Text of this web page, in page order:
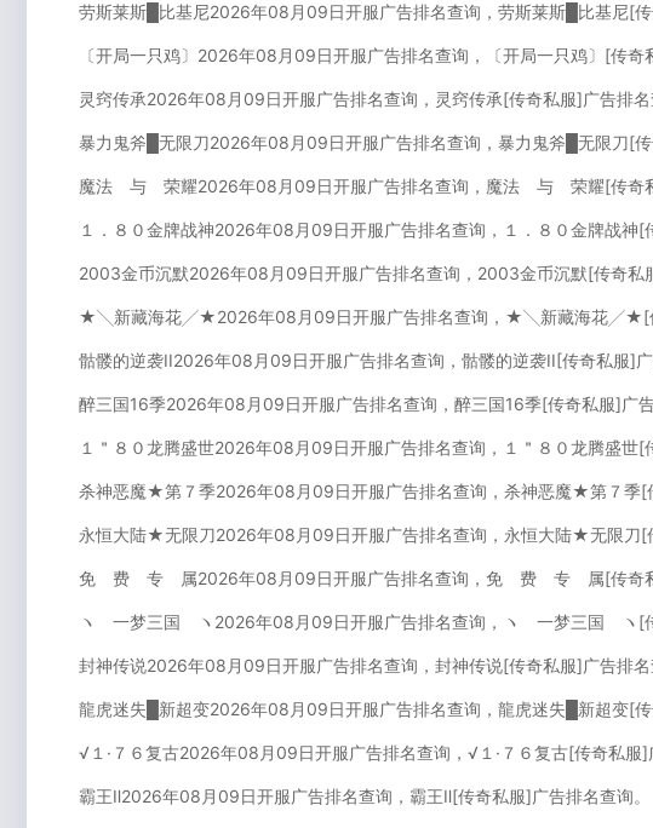
劳斯莱斯█比基尼2026年08月09日开服广告排名查询，劳斯莱斯█比基尼[传
〔开局一只鸡〕2026年08月09日开服广告排名查询，〔开局一只鸡〕[传奇
灵窍传承2026年08月09日开服广告排名查询，灵窍传承[传奇私服]广告排名
暴力鬼斧█无限刀2026年08月09日开服广告排名查询，暴力鬼斧█无限刀[传
魔法 与 荣耀2026年08月09日开服广告排名查询，魔法 与 荣耀[传奇私
１．８０金牌战神2026年08月09日开服广告排名查询，１．８０金牌战神[
2003金币沉默2026年08月09日开服广告排名查询，2003金币沉默[传奇私
★╲新藏海花╱★2026年08月09日开服广告排名查询，★╲新藏海花╱★[传
骷髅的逆袭II2026年08月09日开服广告排名查询，骷髅的逆袭II[传奇私服]广
醉三国16季2026年08月09日开服广告排名查询，醉三国16季[传奇私服]广告
１＂８０龙腾盛世2026年08月09日开服广告排名查询，１＂８０龙腾盛世[
杀神恶魔★第７季2026年08月09日开服广告排名查询，杀神恶魔★第７季[
永恒大陆★无限刀2026年08月09日开服广告排名查询，永恒大陆★无限刀[
免 费 专 属2026年08月09日开服广告排名查询，免 费 专 属[传奇私
ヽ 一梦三国 ヽ2026年08月09日开服广告排名查询，ヽ 一梦三国 ヽ[传
封神传说2026年08月09日开服广告排名查询，封神传说[传奇私服]广告排名
龍虎迷失█新超变2026年08月09日开服广告排名查询，龍虎迷失█新超变[传
√１·７６复古2026年08月09日开服广告排名查询，√１·７６复古[传奇私服]
霸王Ⅱ2026年08月09日开服广告排名查询，霸王Ⅱ[传奇私服]广告排名查询。